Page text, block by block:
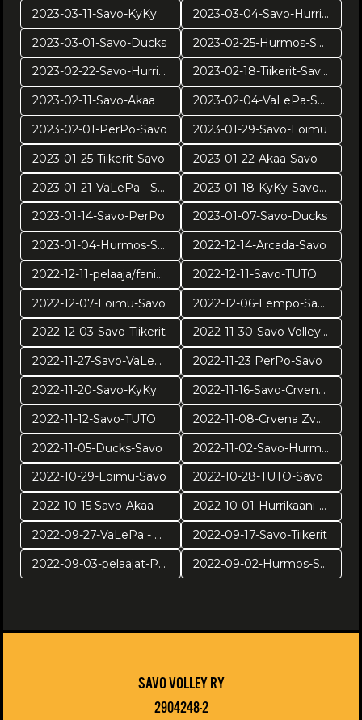
2023-03-11-Savo-KyKy
2023-03-04-Savo-Hurrikaani
2023-03-01-Savo-Ducks
2023-02-25-Hurmos-Savo
2023-02-22-Savo-Hurrikaani
2023-02-18-Tiikerit-Savo Volley
2023-02-11-Savo-Akaa
2023-02-04-VaLePa-Savo
2023-02-01-PerPo-Savo
2023-01-29-Savo-Loimu
2023-01-25-Tiikerit-Savo
2023-01-22-Akaa-Savo
2023-01-21-VaLePa - Savo
2023-01-18-KyKy-Savo Volley
2023-01-14-Savo-PerPo
2023-01-07-Savo-Ducks
2023-01-04-Hurmos-Savo
2022-12-14-Arcada-Savo
2022-12-11-pelaaja/fanikuvat
2022-12-11-Savo-TUTO
2022-12-07-Loimu-Savo
2022-12-06-Lempo-Savo
2022-12-03-Savo-Tiikerit
2022-11-30-Savo Volley - Arcada Galati
2022-11-27-Savo-VaLePa
2022-11-23 PerPo-Savo
2022-11-20-Savo-KyKy
2022-11-16-Savo-Crvena Zvezda
2022-11-12-Savo-TUTO
2022-11-08-Crvena Zvezda-Savo Volley
2022-11-05-Ducks-Savo
2022-11-02-Savo-Hurmos
2022-10-29-Loimu-Savo
2022-10-28-TUTO-Savo
2022-10-15 Savo-Akaa
2022-10-01-Hurrikaani-Savo
2022-09-27-VaLePa - Savo
2022-09-17-Savo-Tiikerit
2022-09-03-pelaajat-Puijolla
2022-09-02-Hurmos-Savo
SAVO VOLLEY RY
2904248-2